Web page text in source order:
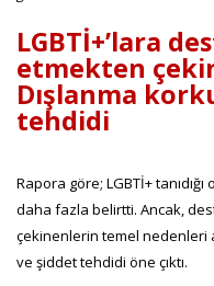
LGBTİ+’lara
etmekten
Dışlanma
tehdidi
Rapora göre; LGBTİ+ tanıdığı
daha fazla belirtti. Ancak,
çekinenlerin temel nedenleri
ve şiddet tehdidi öne çıktı.